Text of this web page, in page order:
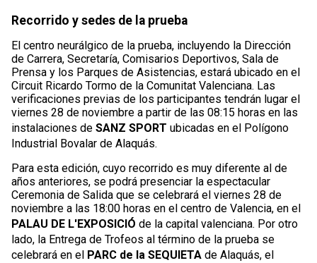
Recorrido y sedes de la prueba
El centro neurálgico de la prueba, incluyendo la Dirección
de Carrera, Secretaría, Comisarios Deportivos, Sala de
Prensa y los Parques de Asistencias, estará ubicado en el
Circuit Ricardo Tormo de la Comunitat Valenciana. Las
verificaciones previas de los participantes tendrán lugar el
viernes 28 de noviembre a partir de las 08:15 horas en las
instalaciones de SANZ SPORT ubicadas en el Polígono
Industrial Bovalar de Alaquás.
Para esta edición, cuyo recorrido es muy diferente al de
años anteriores, se podrá presenciar la espectacular
Ceremonia de Salida que se celebrará el viernes 28 de
noviembre a las 18:00 horas en el centro de Valencia, en el
PALAU DE L'EXPOSICIÓ de la capital valenciana. Por otro
lado, la Entrega de Trofeos al término de la prueba se
celebrará en el PARC de la SEQUIETA de Alaquás, el